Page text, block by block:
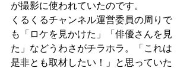
が撮影に使われていたのです。
くるくるチャンネル運営委員の周りで
も「ロケを見かけた」「俳優さんを見
た」などうわさがチラホラ。「これは
是非とも取材したい！」と思っていた